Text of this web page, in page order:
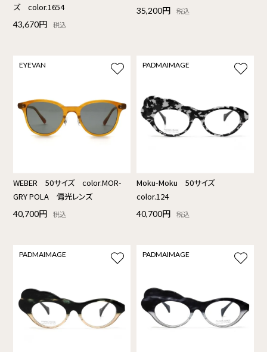
ズ color.1654
43,670円 税込
35,200円 税込
EYEVAN
WEBER 50サイズ color.MOR-
GRY POLA 偏光レンズ
40,700円 税込
PADMAIMAGE
Moku-Moku 50サイズ
color.124
40,700円 税込
PADMAIMAGE PADMAIMAGE